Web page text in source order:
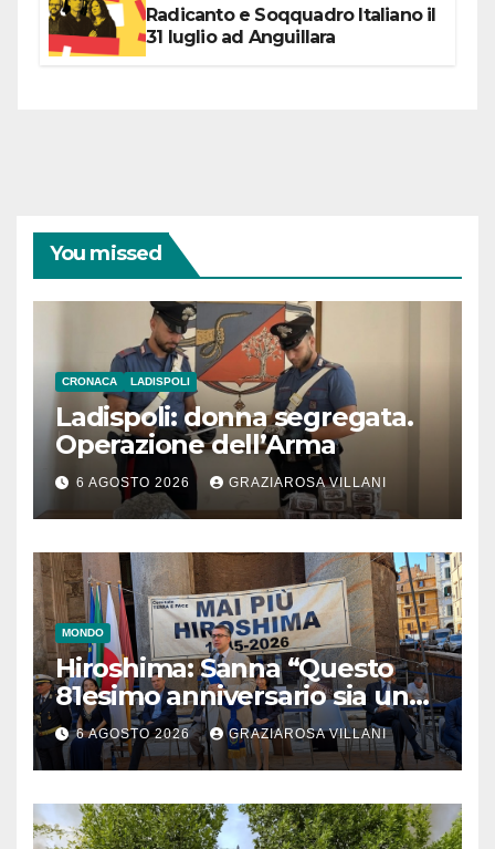
Radicanto e Soqquadro Italiano il
31 luglio ad Anguillara
You missed
CRONACA LADISPOLI
Ladispoli: donna segregata.
Operazione dell’Arma
6 AGOSTO 2026 GRAZIAROSA VILLANI
MONDO
Hiroshima: Sanna “Questo
81esimo anniversario sia un
monito per tutti”
6 AGOSTO 2026 GRAZIAROSA VILLANI